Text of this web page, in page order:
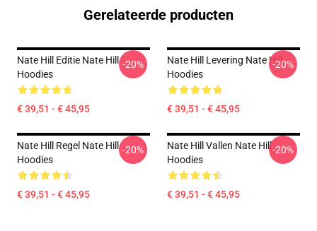
Gerelateerde producten
Nate Hill Editie Nate Hill
Hoodies
€ 39,51 - € 45,95
-20%
Nate Hill Levering Nate Hill
Hoodies
€ 39,51 - € 45,95
-20%
Nate Hill Regel Nate Hill
Hoodies
€ 39,51 - € 45,95
-20%
Nate Hill Vallen Nate Hill
Hoodies
€ 39,51 - € 45,95
-20%